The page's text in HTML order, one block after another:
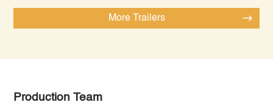
More Trailers
Production Team